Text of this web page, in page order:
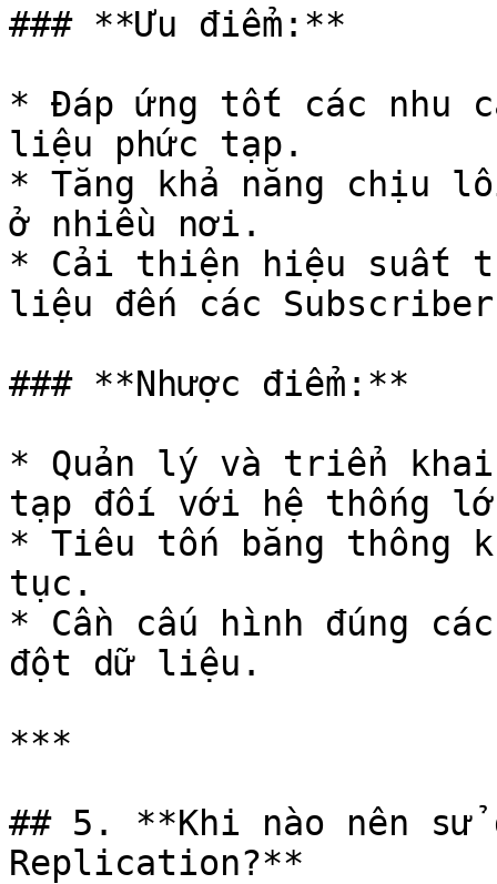
### **Ưu điểm:**
* Đáp ứng tốt các nhu
liệu phức tạp.
* Tăng khả năng chịu
ở nhiều nơi.
* Cải thiện hiệu suất
liệu đến các
### **Nhược điểm:**
* Quản lý và triển
tạp đối với hệ thống
* Tiêu tốn băng thông
tục.
* Cần cấu hình đúng
đột dữ liệu.
***
## 5. **Khi nào nên sử
Replication?**